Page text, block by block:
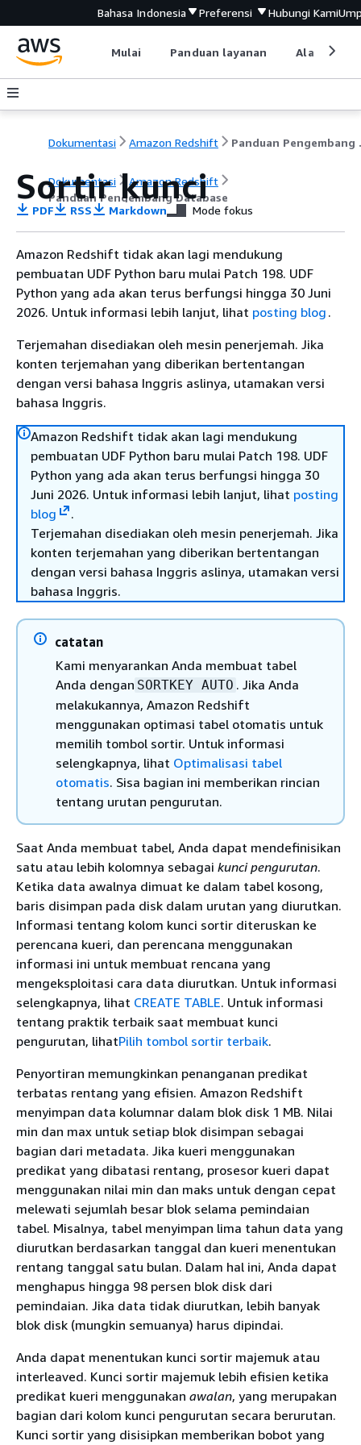
Bahasa Indonesia Preferensi Hubungi Kami
Mulai Panduan layanan Alat
Dokumentasi Amazon Redshift
Dokumentasi
Amazon Redshift
Panduan Pengembang Database
Sortir kunci
PDF RSS Markdown Mode fokus
Amazon Redshift tidak akan lagi mendukung
pembuatan UDF Python baru mulai Patch 198. UDF
Python yang ada akan terus berfungsi hingga 30 Juni
2026. Untuk informasi lebih lanjut, lihat posting blog .
Terjemahan disediakan oleh mesin penerjemah. Jika
konten terjemahan yang diberikan bertentangan
dengan versi bahasa Inggris aslinya, utamakan versi
bahasa Inggris.
Amazon Redshift tidak akan lagi mendukung
pembuatan UDF Python baru mulai Patch 198. UDF
Python yang ada akan terus berfungsi hingga 30
Juni 2026. Untuk informasi lebih lanjut, lihat posting
blog
.
Terjemahan disediakan oleh mesin penerjemah. Jika
konten terjemahan yang diberikan bertentangan
dengan versi bahasa Inggris aslinya, utamakan versi
bahasa Inggris.
catatan
Kami menyarankan Anda membuat tabel
Anda dengan SORTKEY AUTO . Jika Anda
melakukannya, Amazon Redshift
menggunakan optimasi tabel otomatis untuk
memilih tombol sortir. Untuk informasi
selengkapnya, lihat Optimalisasi tabel
otomatis. Sisa bagian ini memberikan rincian
tentang urutan pengurutan.
Saat Anda membuat tabel, Anda dapat mendefinisikan
satu atau lebih kolomnya sebagai kunci pengurutan.
Ketika data awalnya dimuat ke dalam tabel kosong,
baris disimpan pada disk dalam urutan yang diurutkan.
Informasi tentang kolom kunci sortir diteruskan ke
perencana kueri, dan perencana menggunakan
informasi ini untuk membuat rencana yang
mengeksploitasi cara data diurutkan. Untuk informasi
selengkapnya, lihat CREATE TABLE. Untuk informasi
tentang praktik terbaik saat membuat kunci
pengurutan, lihatPilih tombol sortir terbaik.
Penyortiran memungkinkan penanganan predikat
terbatas rentang yang efisien. Amazon Redshift
menyimpan data kolumnar dalam blok disk 1 MB. Nilai
min dan max untuk setiap blok disimpan sebagai
bagian dari metadata. Jika kueri menggunakan
predikat yang dibatasi rentang, prosesor kueri dapat
menggunakan nilai min dan maks untuk dengan cepat
melewati sejumlah besar blok selama pemindaian
tabel. Misalnya, tabel menyimpan lima tahun data yang
diurutkan berdasarkan tanggal dan kueri menentukan
rentang tanggal satu bulan. Dalam hal ini, Anda dapat
menghapus hingga 98 persen blok disk dari
pemindaian. Jika data tidak diurutkan, lebih banyak
blok disk (mungkin semuanya) harus dipindai.
Anda dapat menentukan kunci sortir majemuk atau
interleaved. Kunci sortir majemuk lebih efisien ketika
predikat kueri menggunakan awalan, yang merupakan
bagian dari kolom kunci pengurutan secara berurutan.
Kunci sortir yang disisipkan memberikan bobot yang